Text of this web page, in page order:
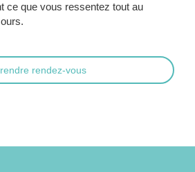
ce que vous ressentez tout au
rendez-vous